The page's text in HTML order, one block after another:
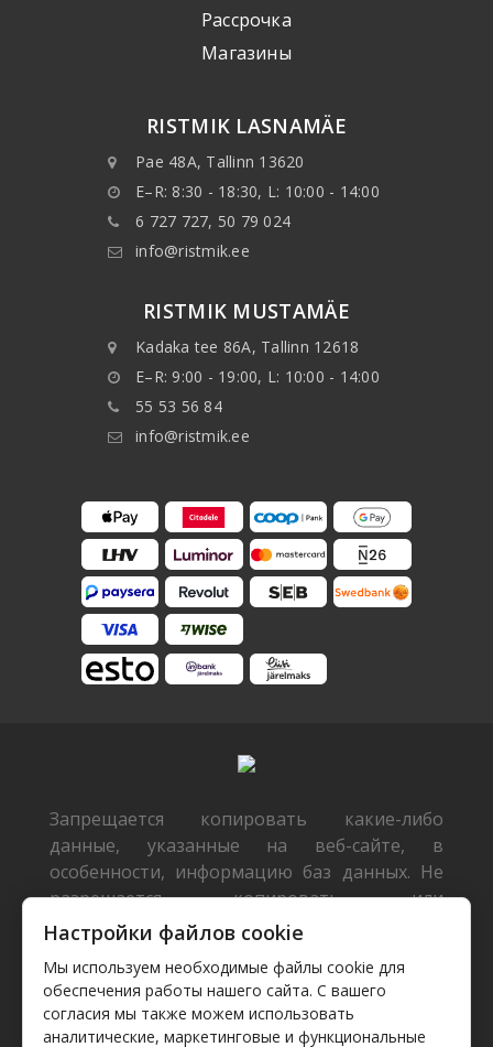
Рассрочка
Mагазины
RISTMIK LASNAMÄE
Pae 48A, Tallinn 13620
E–R: 8:30 - 18:30, L: 10:00 - 14:00
6 727 727, 50 79 024
info@ristmik.ee
RISTMIK MUSTAMÄE
Kadaka tee 86A, Tallinn 12618
E–R: 9:00 - 19:00, L: 10:00 - 14:00
55 53 56 84
info@ristmik.ee
Запрещается копировать какие-либо
данные, указанные на веб-сайте, в
особенности, информацию баз данных. Не
разрешается копировать или
распространять данные или базы данных
без предварительного письменного
согласия TecDoc или/и разрешать такие
действия третьим лицам. Такие действия
будут расцениваться как нарушение
Настройки файлов cookie
Мы используем необходимые файлы cookie для
обеспечения работы нашего сайта. С вашего
согласия мы также можем использовать
аналитические, маркетинговые и функциональные